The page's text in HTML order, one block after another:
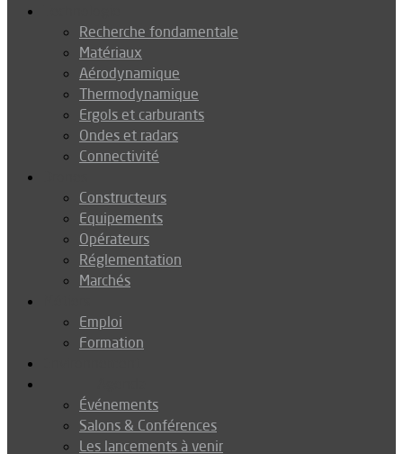
Recherche fondamentale
Matériaux
Aérodynamique
Thermodynamique
Ergols et carburants
Ondes et radars
Connectivité
Constructeurs
Equipements
Opérateurs
Réglementation
Marchés
Emploi
Formation
Événements
Salons & Conférences
Les lancements à venir